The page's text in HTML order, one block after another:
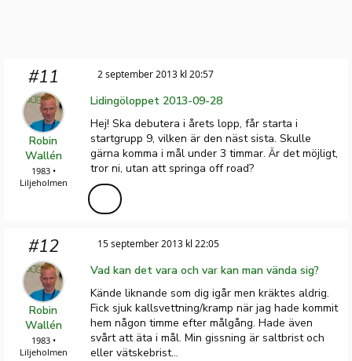
#11
Robin
Wallén
1983 •
Liljeholmen
2 september 2013 kl 20:57
Lidingöloppet 2013-09-28
Hej! Ska debutera i årets lopp, får starta i
startgrupp 9, vilken är den näst sista. Skulle
gärna komma i mål under 3 timmar. Är det möjligt,
tror ni, utan att springa off road?
#12
Robin
Wallén
1983 •
Liljeholmen
15 september 2013 kl 22:05
Vad kan det vara och var kan man vända sig?
Kände liknande som dig igår men kräktes aldrig.
Fick sjuk kallsvettning/kramp när jag hade kommit
hem någon timme efter målgång. Hade även
svårt att äta i mål. Min gissning är saltbrist och
eller vätskebrist...